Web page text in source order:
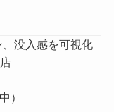
没入感を可視化
）